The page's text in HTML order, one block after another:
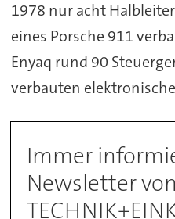
1978 nur acht
eines Porsche 911
Enyaq rund 90
verbauten
Immer
Newsletter von